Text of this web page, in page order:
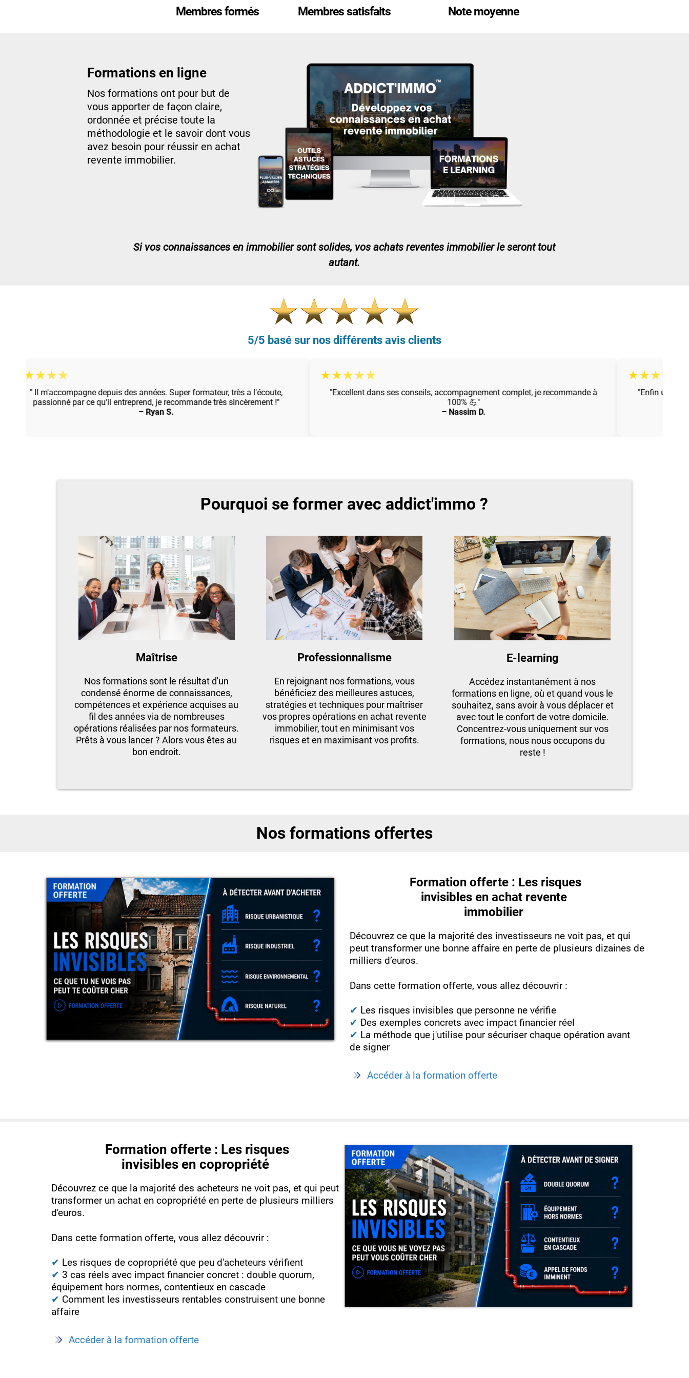
Membres formés Membres satisfaits Note moyenne
Formations en ligne
Nos formations ont pour but de
vous apporter de façon claire,
ordonnée et précise toute la
méthodologie et le savoir dont vous
avez besoin pour réussir en achat
revente immobilier.
Si vos connaissances en immobilier sont solides, vos achats reventes immobilier le seront tout
autant.
5/5 basé sur nos différents avis clients
★★★★
" Il m'accompagne depuis des années. Super formateur, très a l'écoute,
passionné par ce qu'il entreprend, je recommande très sincèrement !"
– Ryan S.
★★★★★
"Excellent dans ses conseils, accompagnement complet, je recommande à
100% 💪"
– Nassim D.
★★★★
"Enfin une
Pourquoi se former avec addict'immo ?
Maîtrise
Nos formations sont le résultat d'un
condensé énorme de connaissances,
compétences et expérience acquises au
fil des années via de nombreuses
opérations réalisées par nos formateurs.
Prêts à vous lancer ? Alors vous êtes au
bon endroit.
Professionnalisme
En rejoignant nos formations, vous
bénéficiez des meilleures astuces,
stratégies et techniques pour maîtriser
vos propres opérations en achat revente
immobilier, tout en minimisant vos
risques et en maximisant vos profits.
E-learning
Accédez instantanément à nos
formations en ligne, où et quand vous le
souhaitez, sans avoir à vous déplacer et
avec tout le confort de votre domicile.
Concentrez-vous uniquement sur vos
formations, nous nous occupons du
reste !
Nos formations offertes
Formation offerte : Les risques
invisibles en achat revente
immobilier
Découvrez ce que la majorité des investisseurs ne voit pas, et qui
peut transformer une bonne affaire en perte de plusieurs dizaines de
milliers d’euros.
Dans cette formation offerte, vous allez découvrir :
✔ Les risques invisibles que personne ne vérifie
✔ Des exemples concrets avec impact financier réel
✔ La méthode que j'utilise pour sécuriser chaque opération avant
de signer
Accéder à la formation offerte
Formation offerte : Les risques
invisibles en copropriété
Découvrez ce que la majorité des acheteurs ne voit pas, et qui peut
transformer un achat en copropriété en perte de plusieurs milliers
d'euros.
Dans cette formation offerte, vous allez découvrir :
✔ Les risques de copropriété que peu d'acheteurs vérifient
✔ 3 cas réels avec impact financier concret : double quorum,
équipement hors normes, contentieux en cascade
✔ Comment les investisseurs rentables construisent une bonne
affaire
Accéder à la formation offerte